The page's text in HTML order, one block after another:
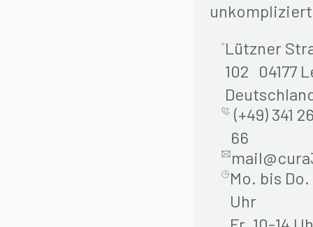
Lützner
102 04177
(+49) 341
66
Mo. bis Do.
Uhr